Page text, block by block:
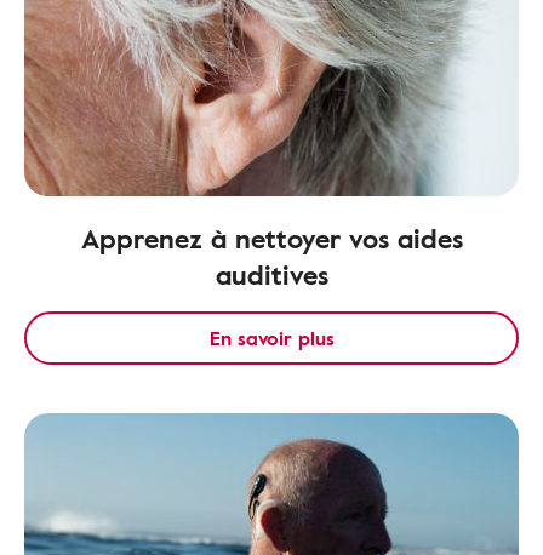
Apprenez à nettoyer vos aides
auditives
En savoir plus